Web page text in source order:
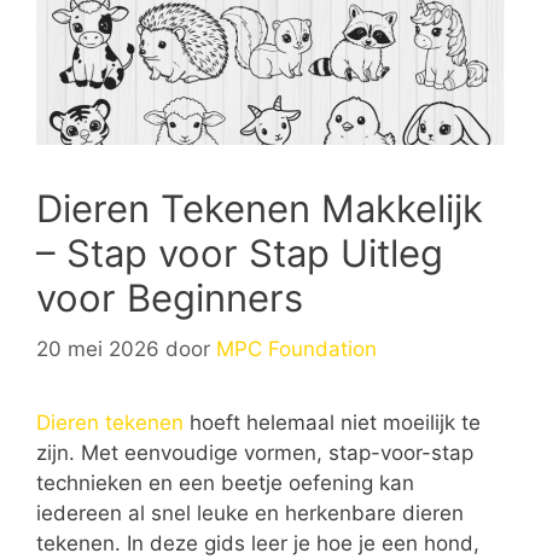
Dieren Tekenen Makkelijk
– Stap voor Stap Uitleg
voor Beginners
20 mei 2026 door MPC Foundation
Dieren tekenen hoeft helemaal niet moeilijk te
zijn. Met eenvoudige vormen, stap-voor-stap
technieken en een beetje oefening kan
iedereen al snel leuke en herkenbare dieren
tekenen. In deze gids leer je hoe je een hond,